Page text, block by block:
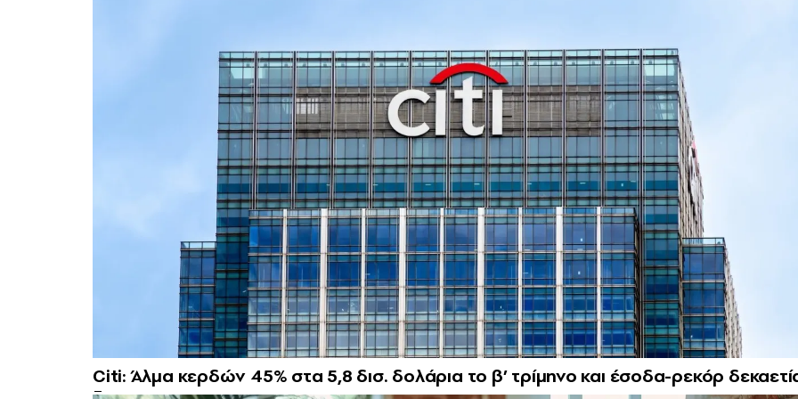
Citi: Άλμα κερδών 45% στα 5,8 δισ. δολάρια το β’ τρίμηνο και έσοδα-ρεκόρ